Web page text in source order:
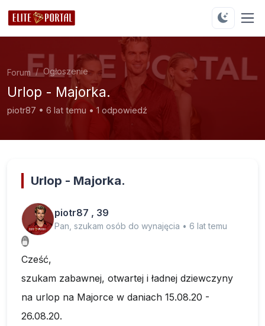
Forum Ogłoszenie
Urlop - Majorka.
piotr87 • 6 lat temu • 1 odpowiedź
Urlop - Majorka.
piotr87 , 39
Pan, szukam osób do wynajęcia • 6 lat temu
Cześć,
szukam zabawnej, otwartej i ładnej dziewczyny
na urlop na Majorce w daniach 15.08.20 -
26.08.20.